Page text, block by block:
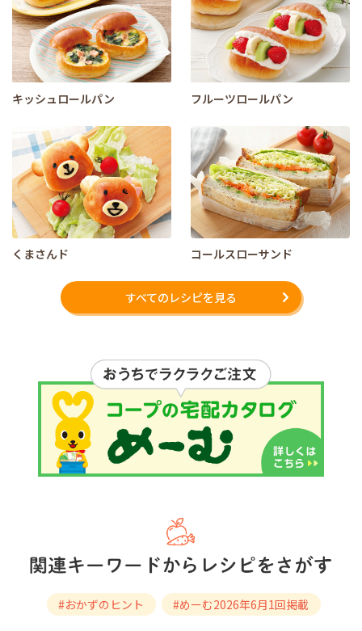
キッシュロールパン フルーツロールパン
くまさんド コールスローサンド
すべてのレシピを見る
#おかずのヒント #めーむ2026年6月1回掲載